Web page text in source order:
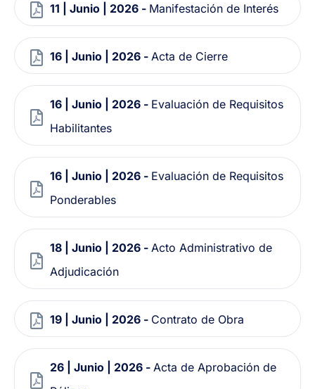
11 | Junio | 2026 - Manifestación de Interés
16 | Junio | 2026 - Acta de Cierre
16 | Junio | 2026 - Evaluación de Requisitos
Habilitantes
16 | Junio | 2026 - Evaluación de Requisitos
Ponderables
18 | Junio | 2026 - Acto Administrativo de
Adjudicación
19 | Junio | 2026 - Contrato de Obra
26 | Junio | 2026 - Acta de Aprobación de